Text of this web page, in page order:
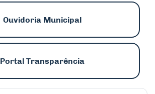
Ouvidoria Municipal
Portal Transparência